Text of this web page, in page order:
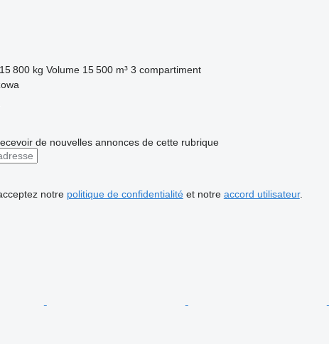
15 800 kg Volume 15 500 m³ 3 compartiment
de nouvelles annonces de cette rubrique
notre politique de confidentialitéet notre accord utilisateur.